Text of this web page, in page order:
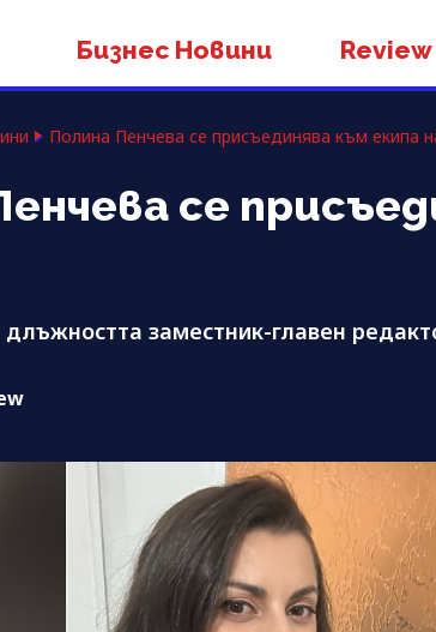
Бизнес Новини Review
Полина Пенчева се присъединява към екипа
се
заместник-главен